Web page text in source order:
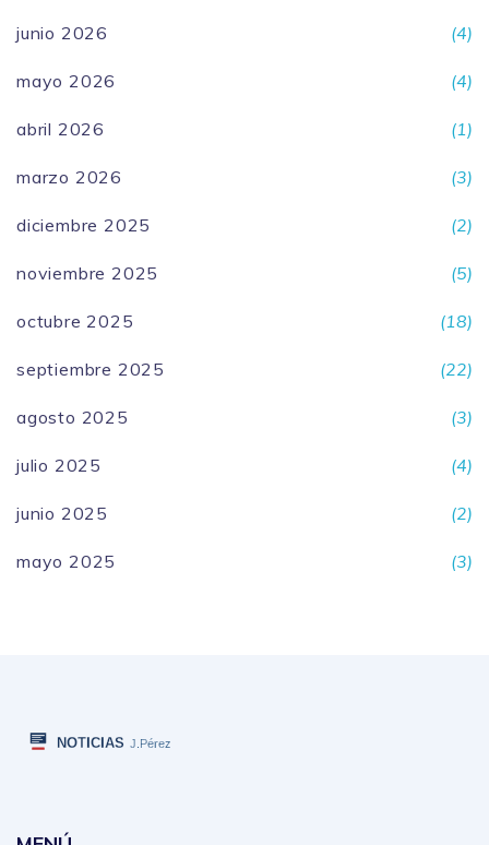
junio 2026 (4)
mayo 2026 (4)
abril 2026 (1)
marzo 2026 (3)
diciembre 2025 (2)
noviembre 2025 (5)
octubre 2025 (18)
septiembre 2025 (22)
agosto 2025 (3)
julio 2025 (4)
junio 2025 (2)
mayo 2025 (3)